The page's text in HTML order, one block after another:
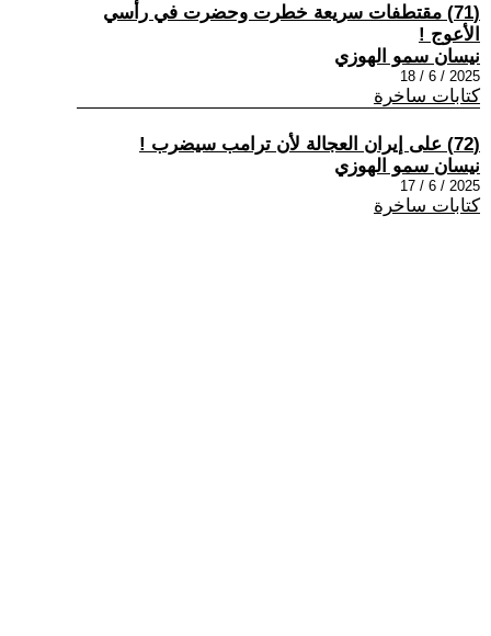
(71) مقتطفات سريعة خطرت وحضرت في رأسي
الأعوج !
نيسان سمو الهوزي
2025 / 6 / 18
كتابات ساخرة
(72) على إيران العجالة لأن ترامب سيضرب !
نيسان سمو الهوزي
2025 / 6 / 17
كتابات ساخرة